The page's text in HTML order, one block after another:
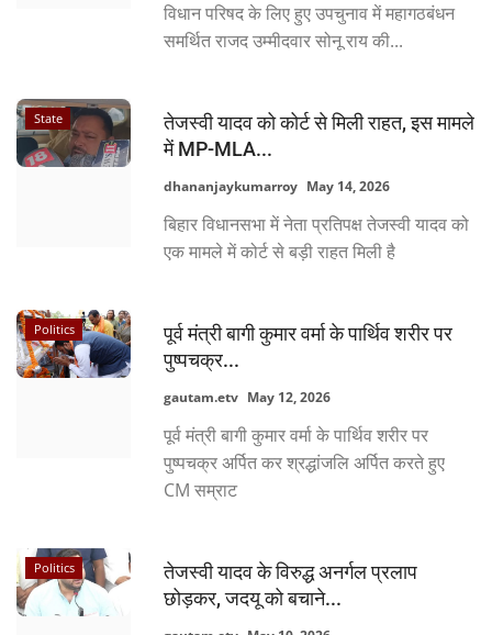
विधान परिषद के लिए हुए उपचुनाव में महागठबंधन
समर्थित राजद उम्मीदवार सोनू राय की...
State
तेजस्वी यादव को कोर्ट से मिली राहत, इस मामले
में MP-MLA...
dhananjaykumarroy May 14, 2026
बिहार विधानसभा में नेता प्रतिपक्ष तेजस्वी यादव को
एक मामले में कोर्ट से बड़ी राहत मिली है
Politics
पूर्व मंत्री बागी कुमार वर्मा के पार्थिव शरीर पर
पुष्पचक्र...
gautam.etv May 12, 2026
पूर्व मंत्री बागी कुमार वर्मा के पार्थिव शरीर पर
पुष्पचक्र अर्पित कर श्रद्धांजलि अर्पित करते हुए
CM सम्राट
Politics
तेजस्वी यादव के विरुद्ध अनर्गल प्रलाप
छोड़कर, जदयू को बचाने...